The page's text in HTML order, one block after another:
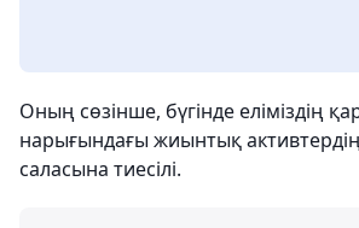
Оның сөзінше, бүгінде еліміздің
нарығындағы жиынтық
саласына тиесілі.